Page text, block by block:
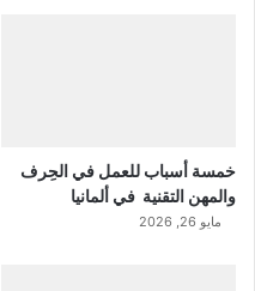
خمسة أسباب للعمل في الحِرف
والمهن التقنية في ألمانيا
مايو 26, 2026